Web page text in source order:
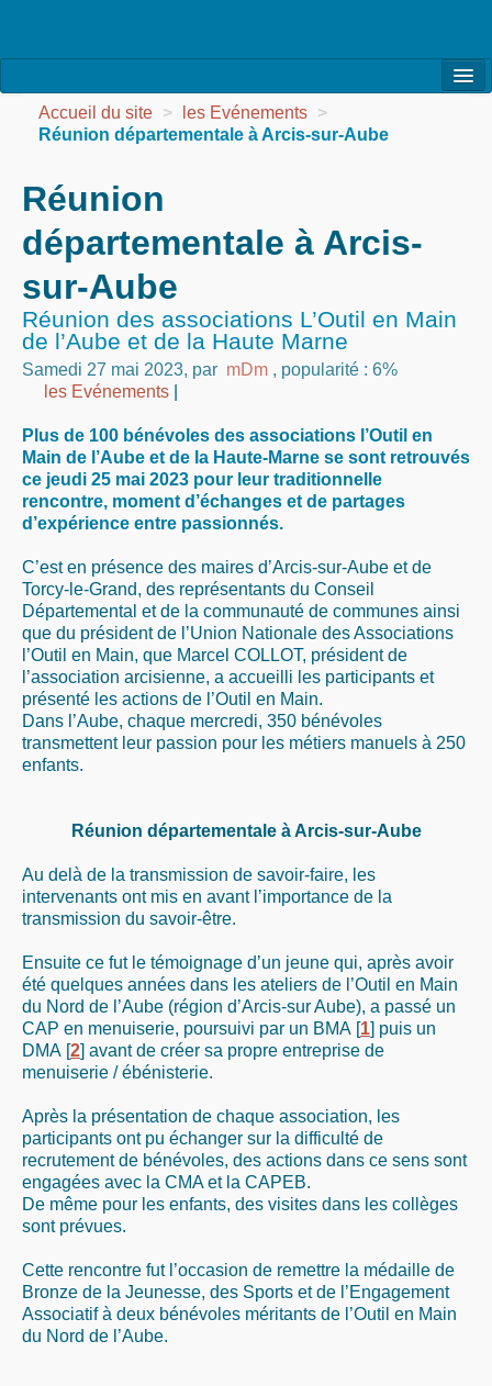
l’Association
la Vie des Ateliers
les Evénements
les Réalisations
Agenda
Contact
Accueil du site > les Evénements >
Réunion départementale à Arcis-sur-Aube
Réunion
départementale à Arcis-
sur-Aube
Réunion des associations L’Outil en Main
de l’Aube et de la Haute Marne
Samedi 27 mai 2023, par mDm , popularité : 6%
les Evénements
Plus de 100 bénévoles des associations l’Outil en
Main de l’Aube et de la Haute-Marne se sont retrouvés
ce jeudi 25 mai 2023 pour leur traditionnelle
rencontre, moment d’échanges et de partages
d’expérience entre passionnés.
C’est en présence des maires d’Arcis-sur-Aube et de
Torcy-le-Grand, des représentants du Conseil
Départemental et de la communauté de communes ainsi
que du président de l’Union Nationale des Associations
l’Outil en Main, que Marcel COLLOT, président de
l’association arcisienne, a accueilli les participants et
présenté les actions de l’Outil en Main.
Dans l’Aube, chaque mercredi, 350 bénévoles
transmettent leur passion pour les métiers manuels à 250
enfants.
Réunion départementale à Arcis-sur-Aube
Au delà de la transmission de savoir-faire, les
intervenants ont mis en avant l’importance de la
transmission du savoir-être.
Ensuite ce fut le témoignage d’un jeune qui, après avoir
été quelques années dans les ateliers de l’Outil en Main
du Nord de l’Aube (région d’Arcis-sur Aube), a passé un
CAP en menuiserie, poursuivi par un BMA [1] puis un
DMA [2] avant de créer sa propre entreprise de
menuiserie / ébénisterie.
Après la présentation de chaque association, les
participants ont pu échanger sur la difficulté de
recrutement de bénévoles, des actions dans ce sens sont
engagées avec la CMA et la CAPEB.
De même pour les enfants, des visites dans les collèges
sont prévues.
Cette rencontre fut l’occasion de remettre la médaille de
Bronze de la Jeunesse, des Sports et de l’Engagement
Associatif à deux bénévoles méritants de l’Outil en Main
du Nord de l’Aube.